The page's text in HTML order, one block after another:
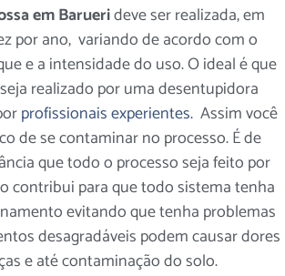
em Baruerideve ser realizada, em
por ano, variando de acordo com o
e a intensidade do uso. O ideal é que
realizado por uma desentupidora
profissionais experientes.Assim você
de se contaminar no processo. É de
que todo o processo seja feito por
contribui para que todo sistema tenha
evitando que tenha problemas
desagradáveis podem causar dores
e até contaminação do solo.